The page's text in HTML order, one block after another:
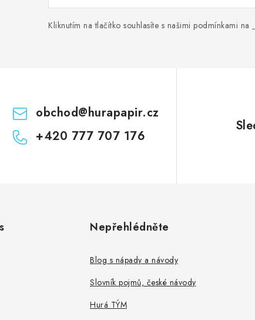
Kliknutím na tlačítko souhlasíte s našimi podmínkami na
obchod@hurapapir.cz
+420 777 707 176
Nepřehlédněte
Blog s nápady a návody
Slovník pojmů, české návody
Hurá TÝM